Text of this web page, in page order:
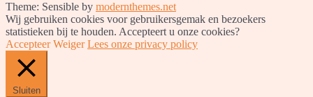
Theme: Sensible by modernthemes.net
Wij gebruiken cookies voor gebruikersgemak en bezoekers
statistieken bij te houden. Accepteert u onze cookies?
Accepteer Weiger Lees onze privacy policy
Sluiten